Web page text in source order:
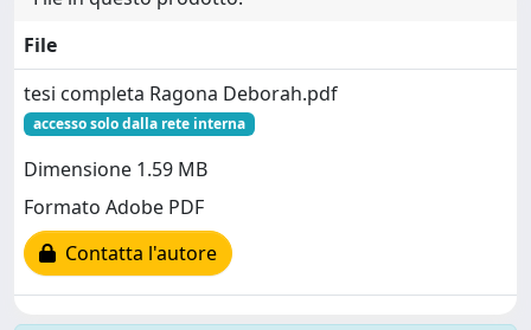
File
tesi completa Ragona Deborah.pdf
accesso solo dalla rete interna
Dimensione 1.59 MB
Formato Adobe PDF
Contatta l'autore